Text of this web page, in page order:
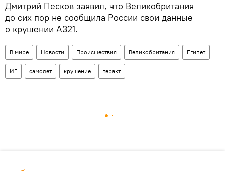
Дмитрий Песков заявил, что Великобритания
до сих пор не сообщила России свои данные
о крушении А321.
В мире Новости Происшествия Великобритания Египет
ИГ самолет крушение теракт